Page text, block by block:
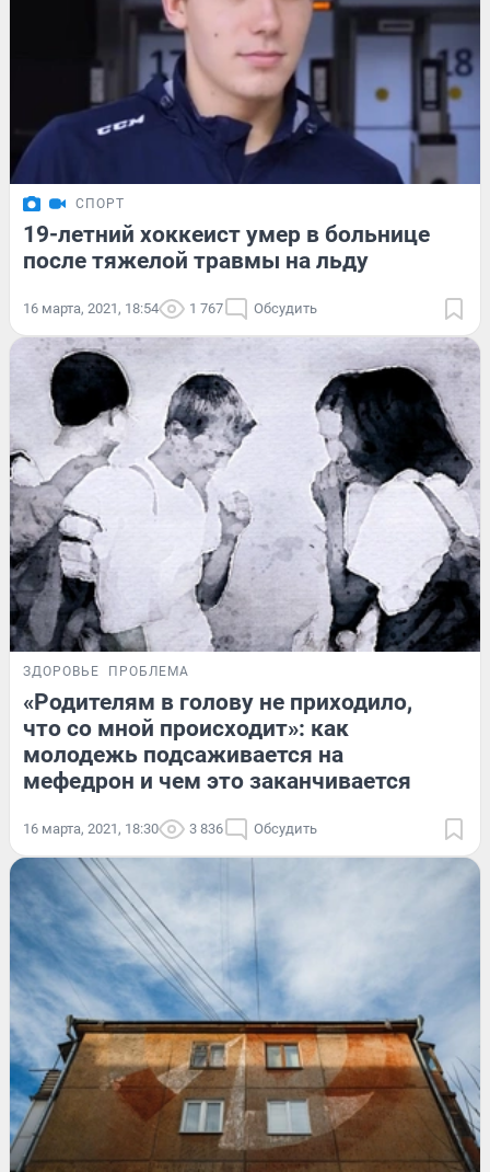
СПОРТ
19-летний хоккеист умер в больнице
после тяжелой травмы на льду
16 марта, 2021, 18:54 1 767 Обсудить
ЗДОРОВЬЕ ПРОБЛЕМА
«Родителям в голову не приходило,
что со мной происходит»: как
молодежь подсаживается на
мефедрон и чем это заканчивается
16 марта, 2021, 18:30 3 836 Обсудить